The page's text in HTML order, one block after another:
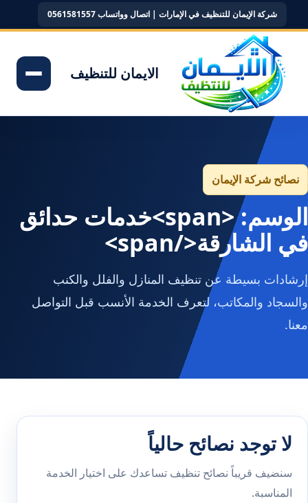
شركة الإيمان للتنظيف في الإمارات | اتصال وواتساب 0561581557
الايمان للتنظيف
نصائح شركة الإيمان
الوسم: <span>خدمات حدائق
في الشارقة</span>
إرشادات بسيطة عن تنظيف المنازل والفلل والكنب
والسجاد والمكاتب، لتعرف الخدمة الأنسب قبل التواصل
معنا.
لا توجد نصائح حالياً
سنضيف قريباً نصائح تنظيف تساعدك على اختيار الخدمة
المناسبة.